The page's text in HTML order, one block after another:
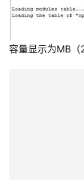
容量显示为MB（